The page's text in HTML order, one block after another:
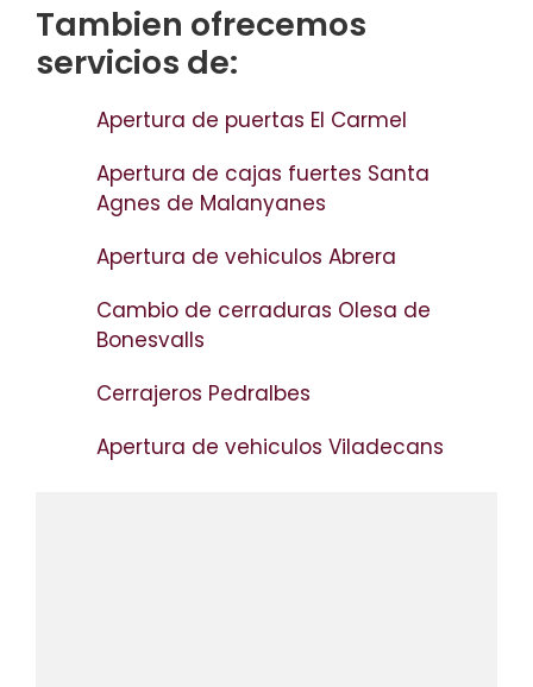
Tambien ofrecemos
servicios de:
Apertura de puertas El Carmel
Apertura de cajas fuertes Santa
Agnes de Malanyanes
Apertura de vehiculos Abrera
Cambio de cerraduras Olesa de
Bonesvalls
Cerrajeros Pedralbes
Apertura de vehiculos Viladecans